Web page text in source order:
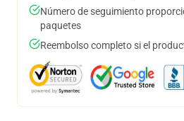
Número de seguimiento
paquetes
Reembolso completo si el